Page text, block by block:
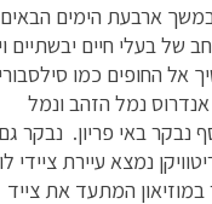
במשך ארבעת הימים
של בעלי חיים יבשתיים
אל החופים כמו סילסבורי
נמל הזהב ונמל
נבקר באי פריון. נבקר
נמצא עיירת ציידי
במוזיאון המתעד את צייד